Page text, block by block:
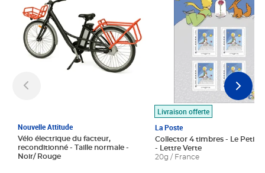
Nouvelle Attitude
Vélo électrique du facteur,
reconditionné - Taille normale -
Noir/ Rouge
Livraison offerte
La Poste
Collector 4 timbres - Le Petit
- Lettre Verte
20g / France